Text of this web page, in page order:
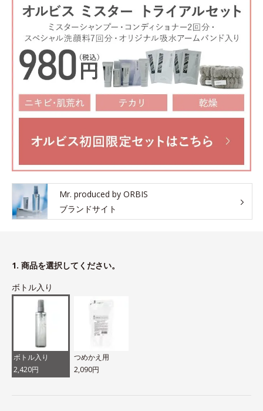
Mr. produced by ORBIS
ブランドサイト
1. 商品を選択してください。
ボトル入り
ボトル入り
2,420円
つめかえ用
2,090円